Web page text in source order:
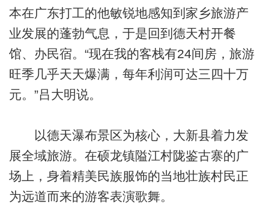
本在广东打工的他敏锐地感知到家乡旅游产
业发展的蓬勃气息，于是回到德天村开餐
馆、办民宿。“现在我的客栈有24间房，旅游
旺季几乎天天爆满，每年利润可达三四十万
元。”吕大明说。
以德天瀑布景区为核心，大新县着力发
展全域旅游。在硕龙镇隘江村陇鉴古寨的广
场上，身着精美民族服饰的当地壮族村民正
为远道而来的游客表演歌舞。